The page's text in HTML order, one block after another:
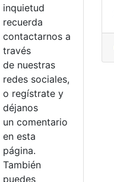
,Mapas,Web
inquietud
recuerda
contactarnos a
través
de nuestras
redes sociales,
o regístrate y
déjanos
un comentario
en esta
página.
También
puedes